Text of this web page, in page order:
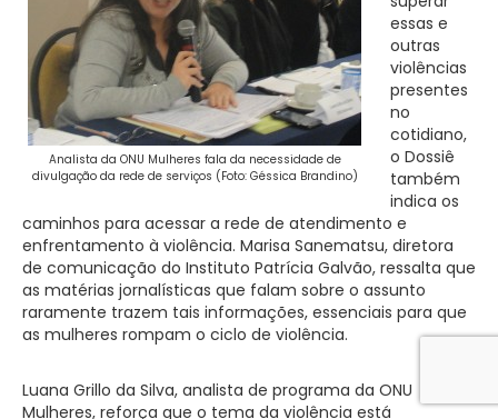
Analista da ONU Mulheres fala da necessidade de
divulgação da rede de serviços (Foto: Géssica Brandino)
essas e
outras
violências
presentes
no
cotidiano,
o Dossiê
também
indica os
caminhos para acessar a rede de atendimento e
enfrentamento à violência. Marisa Sanematsu, diretora
de comunicação do Instituto Patrícia Galvão, ressalta que
as matérias jornalísticas que falam sobre o assunto
raramente trazem tais informações, essenciais para que
as mulheres rompam o ciclo de violência.
Luana Grillo da Silva, analista de programa da ONU
Mulheres, reforça que o tema da violência está